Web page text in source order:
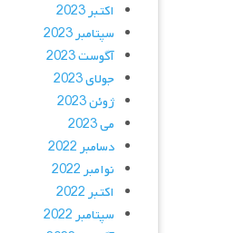
اکتبر 2023
سپتامبر 2023
آگوست 2023
جولای 2023
ژوئن 2023
می 2023
دسامبر 2022
نوامبر 2022
اکتبر 2022
سپتامبر 2022